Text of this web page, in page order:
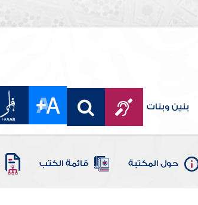
بنين وبنات
حول المكتبة قائمة الكتب